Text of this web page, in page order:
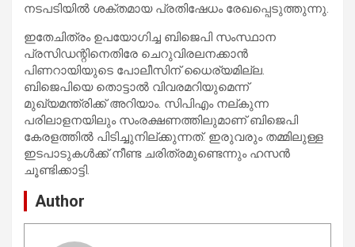
നടപടിയില്‍ ശക്തമായ പ്രതിഷേധം രേഖപ്പെടുത്തുന്നു.
ഇതേചിത്രം ഉപയോഗിച്ച ബിജെപി സംസ്ഥാന
പ്രസിഡന്റിനെതിരേ ചെറുവിരലനക്കാന്‍
പിണറായിയുടെ പോലീസിന് ധൈര്യമില്ല.
ബിജെപിയെ തൊട്ടാല്‍ വിവരമറിയുമെന്ന്
മുഖ്യമന്ത്രിക്ക് അറിയാം. സിപിഎം നല്കുന്ന
പരിലാളനയിലും സംരക്ഷണത്തിലുമാണ് ബിജെപി
കേരളത്തില്‍ പിടിച്ചുനില്ക്കുന്നത്. ഇരുവരും തമ്മിലുള്ള
ഇടപാടുകള്‍ക്ക് നീണ്ട ചരിത്രമുണ്ടെന്നും ഹസന്‍
ചൂണ്ടിക്കാട്ടി.
Author